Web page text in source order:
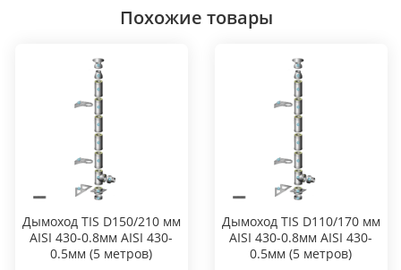
Похожие товары
Дымоход TIS D150/210 мм
AISI 430-0.8мм AISI 430-
0.5мм (5 метров)
Дымоход TIS D110/170 мм
AISI 430-0.8мм AISI 430-
0.5мм (5 метров)